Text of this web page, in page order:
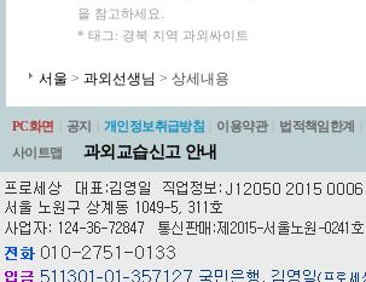
을 참고하세요.
* 태그: 경북 지역 과외싸이트
서울 > 과외선생님 > 상세내용
PC화면 공지 개인정보취급방침 이용약관 법적책임한계
사이트맵
과외교습신고 안내